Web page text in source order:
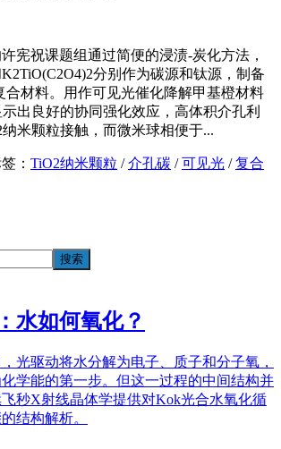
宪祝课题组通过简便的浸渍-炭化方法，
分别作为碳源和钛源，制备
合材料。用作可见光催化降解甲基橙材料
出良好的协同强化效应，高体积介孔利
米颗粒接触，而微米球相便于...
： TiO2纳米颗粒 /介孔碳 /可见光 /复合
水如何氧化？
光驱动将水分解为电子、质子和分子氧，
学能的第一步。但这一过程的中间结构并
秒X射线晶体学提供对Kok光合水氧化循
结构解析。